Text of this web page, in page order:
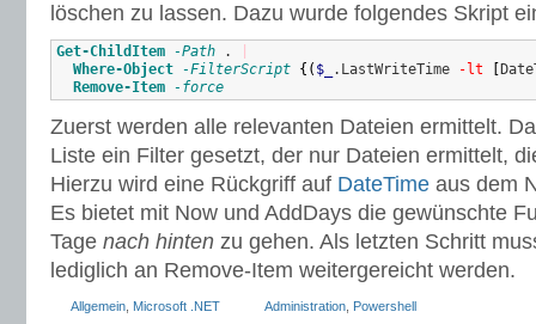
löschen zu lassen. Dazu wurde folgendes Skript
Get-ChildItem -Path .
Where-Object -FilterScript { ( $_ .LastWriteTime -lt
Remove-Item -force
Zuerst werden alle relevanten Dateien ermittelt.
Liste ein Filter gesetzt, der nur Dateien ermittelt,
Hierzu wird eine Rückgriff auf DateTime aus dem
Es bietet mit Now und AddDays die gewünschte
Tage nach hinten zu gehen. Als letzten Schritt
lediglich an Remove-Item weitergereicht werden.
Allgemein Microsoft .NET Administration Powershell